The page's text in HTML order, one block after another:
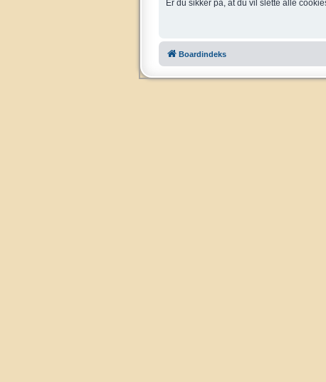
Er du sikker på, at du vil slette alle
Boardindeks